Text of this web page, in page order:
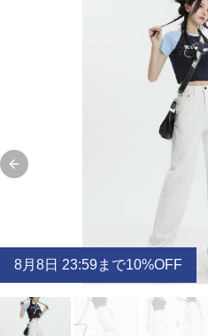
Previous slide
8月 8日 23:59まで10%OFF